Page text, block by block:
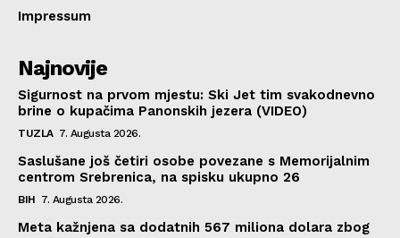
Impressum
Najnovije
Sigurnost na prvom mjestu: Ski Jet tim svakodnevno
brine o kupačima Panonskih jezera (VIDEO)
TUZLA 7. Augusta 2026.
Saslušane još četiri osobe povezane s Memorijalnim
centrom Srebrenica, na spisku ukupno 26
BIH 7. Augusta 2026.
Meta kažnjena sa dodatnih 567 miliona dolara zbog